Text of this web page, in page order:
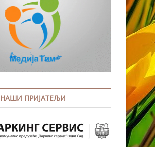
НАШИ ПРИЈАТЕЉИ